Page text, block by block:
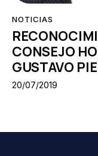
NOTICIAS
CONSEJO
GUSTAVO
20/07/2019